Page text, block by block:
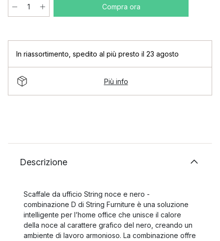
Compra ora
In riassortimento spedito al più presto il 23 agosto
Più info
Descrizione
Scaffale da ufficio String noce e nero -
combinazione D di String Furniture è una soluzione
intelligente per l’home office che unisce il calore
della noce al carattere grafico del nero, creando un
ambiente di lavoro armonioso. La combinazione offre